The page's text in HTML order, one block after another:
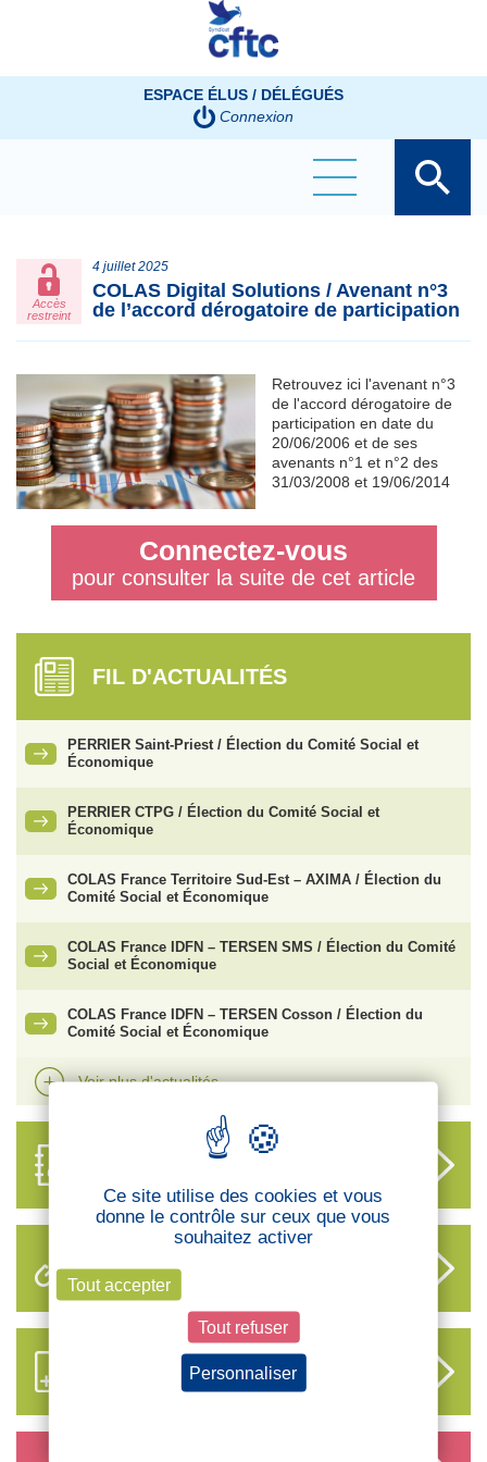
ESPACE ÉLUS / DÉLÉGUÉS
Connexion
Accès
restreint
4 juillet 2025
COLAS Digital Solutions / Avenant n°3
de l’accord dérogatoire de participation
Retrouvez ici l'avenant n°3
de l'accord dérogatoire de
participation en date du
20/06/2006 et de ses
avenants n°1 et n°2 des
31/03/2008 et 19/06/2014
Connectez-vous
pour consulter la suite de cet article
FIL D'ACTUALITÉS
PERRIER Saint-Priest / Élection du Comité Social et
Économique
PERRIER CTPG / Élection du Comité Social et
Économique
COLAS France Territoire Sud-Est – AXIMA / Élection du
Comité Social et Économique
COLAS France IDFN – TERSEN SMS / Élection du Comité
Social et Économique
COLAS France IDFN – TERSEN Cosson / Élection du
Comité Social et Économique
Voir plus d'actualités
LIENS UTILES
S’ABONNER AUX NOUVEAUX
CONTENUS CFTC
Panneau de gestion des cookies
Ce site utilise des cookies et vous
donne le contrôle sur ceux que vous
souhaitez activer
Tout accepter
Tout refuser
Personnaliser